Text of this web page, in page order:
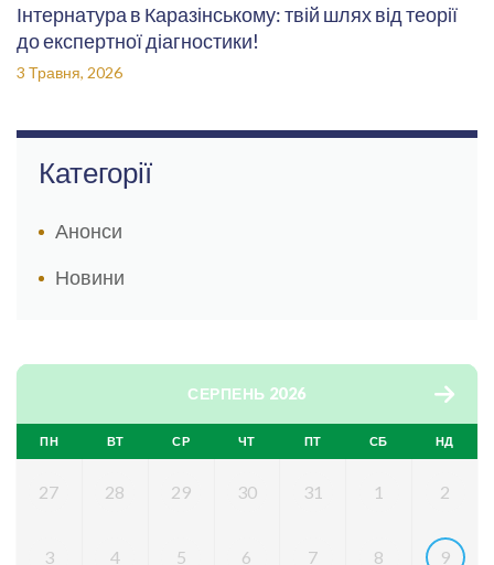
Інтернатура в Каразінському: твій шлях від теорії
до експертної діагностики!
3 Травня, 2026
Категорії
Анонси
Новини
СЕРПЕНЬ 2026
ПН ВТ СР ЧТ ПТ СБ НД
27 28 29 30 31 1 2
3 4 5 6 7 8 9